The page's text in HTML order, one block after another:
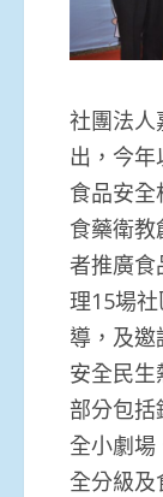
社團法人
出，今
食品安
食藥衛
者推廣食
理15場
導，及
安全民
部分包
全小劇
全分級及